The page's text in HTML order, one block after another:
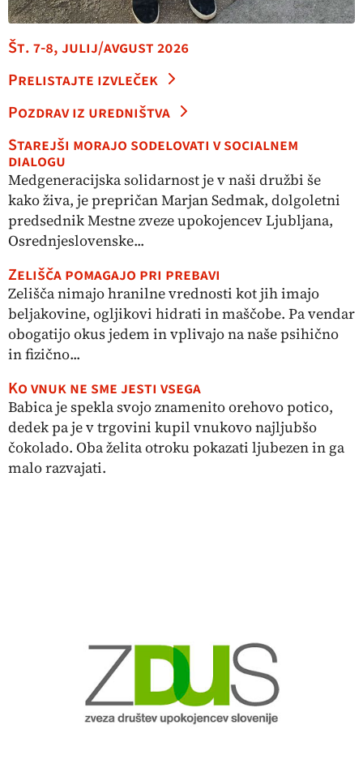
Št. 7-8, julij/avgust 2026
Prelistajte izvleček
Pozdrav iz uredništva
Starejši morajo sodelovati v socialnem
dialogu
Medgeneracijska solidarnost je v naši družbi še
kako živa, je prepričan Marjan Sedmak, dolgoletni
predsednik Mestne zveze upokojencev Ljubljana,
Osrednjeslovenske...
Zelišča pomagajo pri prebavi
Zelišča nimajo hranilne vrednosti kot jih imajo
beljakovine, ogljikovi hidrati in maščobe. Pa vendar
obogatijo okus jedem in vplivajo na naše psihično
in fizično...
Ko vnuk ne sme jesti vsega
Babica je spekla svojo znamenito orehovo potico,
dedek pa je v trgovini kupil vnukovo najljubšo
čokolado. Oba želita otroku pokazati ljubezen in ga
malo razvajati.